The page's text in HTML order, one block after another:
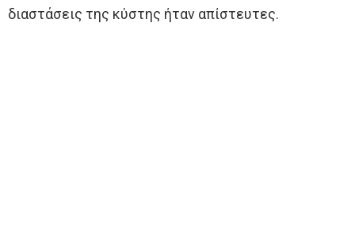
διαστάσεις της κύστης ήταν απίστευτες.